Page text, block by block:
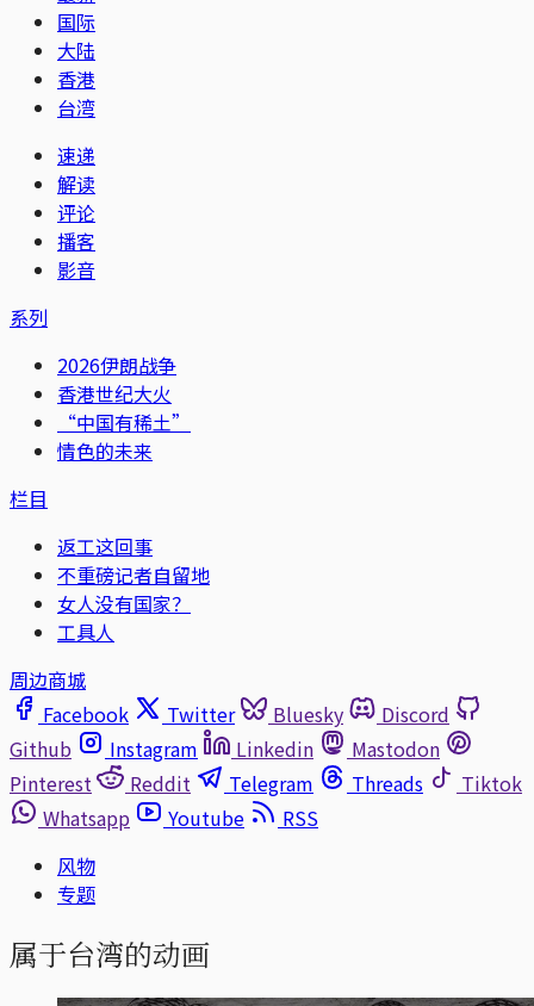
国际
大陆
香港
台湾
速递
解读
评论
播客
影音
系列
2026伊朗战争
香港世纪大火
“中国有稀土”
情色的未来
栏目
返工这回事
不重磅记者自留地
女人没有国家？
工具人
周边商城
Facebook
Twitter Bluesky
Discord
Github
Instagram Linkedin
Mastodon
Pinterest
Reddit Telegram Threads
Tiktok
Whatsapp
Youtube
RSS
风物
专题
属于台湾的动画